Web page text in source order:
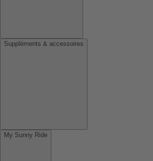
Suppléments & accessoires
My Sunny Ride